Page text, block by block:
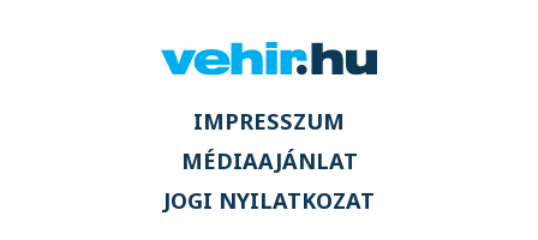
IMPRESSZUM
MÉDIAAJÁNLAT
JOGI NYILATKOZAT